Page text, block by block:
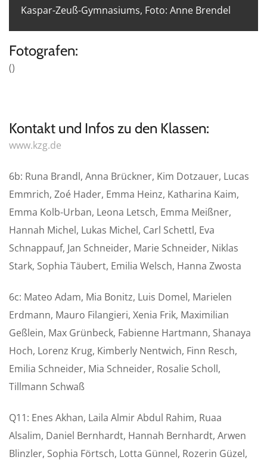
Kaspar-Zeuß-Gymnasiums, Foto: Anne Brendel
Fotografen:
()
Kontakt und Infos zu den Klassen:
www.kzg.de
6b: Runa Brandl, Anna Brückner, Kim Dotzauer, Lucas
Emmrich, Zoé Hader, Emma Heinz, Katharina Kaim,
Emma Kolb-Urban, Leona Letsch, Emma Meißner,
Hannah Michel, Lukas Michel, Carl Schettl, Eva
Schnappauf, Jan Schneider, Marie Schneider, Niklas
Stark, Sophia Täubert, Emilia Welsch, Hanna Zwosta
6c: Mateo Adam, Mia Bonitz, Luis Domel, Marielen
Erdmann, Mauro Filangieri, Xenia Frik, Maximilian
Geßlein, Max Grünbeck, Fabienne Hartmann, Shanaya
Hoch, Lorenz Krug, Kimberly Nentwich, Finn Resch,
Emilia Schneider, Mia Schneider, Rosalie Scholl,
Tillmann Schwaß
Q11: Enes Akhan, Laila Almir Abdul Rahim, Ruaa
Alsalim, Daniel Bernhardt, Hannah Bernhardt, Arwen
Blinzler, Sophia Förtsch, Lotta Günnel, Rozerin Güzel,